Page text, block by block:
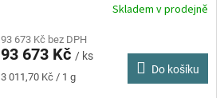
produktu
je
3,9
Skladem v prodejně
93 673 Kč bez DPH
93 673 Kč / ks
Měrná
3 011,70 Kč / 1 g
Do košíku